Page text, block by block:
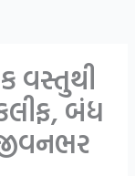
વસ્તુથી
બંધ